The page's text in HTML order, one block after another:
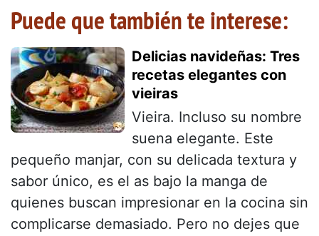
Puede que también te interese:
Delicias navideñas: Tres
recetas elegantes con
vieiras
Vieira. Incluso su nombre
suena elegante. Este
pequeño manjar, con su delicada textura y
sabor único, es el as bajo la manga de
quienes buscan impresionar en la cocina sin
complicarse demasiado. Pero no dejes que